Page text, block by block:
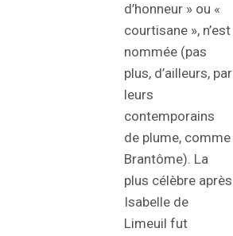
d’honneur » ou «
courtisane », n’est
nommée (pas
plus, d’ailleurs, par
leurs
contemporains
de plume, comme
Brantôme). La
plus célèbre après
Isabelle de
Limeuil fut